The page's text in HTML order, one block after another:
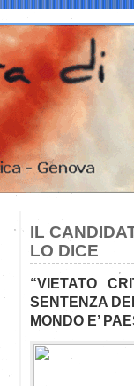
IL
LO DICE
“VIETATO
SENTENZA
MONDO E’